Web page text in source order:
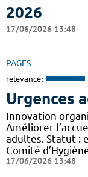
2026
17/06/2026 13:48
PAGES
relevance:
Urgences
Innovation
Améliorer
adultes. Statut :
Comité
17/06/2026 13:48